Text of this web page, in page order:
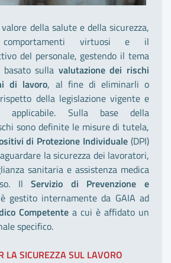
della salute e della sicurezza,
comportamenti virtuosi e il
del personale, gestendo il tema
sulla valutazione dei rischi
di lavoro, al fine di eliminarli o
della legislazione vigente e
applicabile. Sulla base della
sono definite le misure di tutela,
di Protezione Individuale (DPI)
la sicurezza dei lavoratori,
sanitaria e assistenza medica
IlServizio di Prevenzione e
gestito internamente da GAIA ad
Competente a cui è affidato un
specifico.
LA SICUREZZA SUL LAVORO